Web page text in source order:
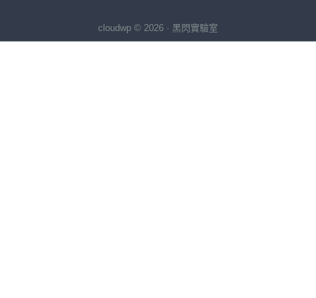
cloudwp © 2026 · 黑閃實驗室